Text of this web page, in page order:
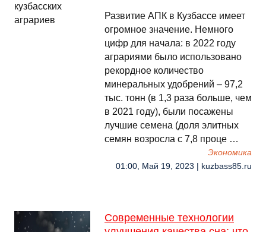
Развитие АПК в Кузбассе имеет
огромное значение. Немного
цифр для начала: в 2022 году
аграриями было использовано
рекордное количество
минеральных удобрений – 97,2
тыс. тонн (в 1,3 раза больше, чем
в 2021 году), были посажены
лучшие семена (доля элитных
семян возросла с 7,8 проце …
Экономика
01:00, Май 19, 2023 | kuzbass85.ru
Современные технологии